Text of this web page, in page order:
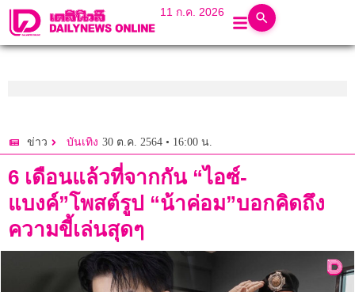
11 ก.ค. 2026
ข่าว บันเทิง 30 ต.ค. 2564 • 16:00 น.
6 เดือนแล้วที่จากกัน “ไอซ์-
แบงค์”โพสต์รูป “น้าค่อม”บอกคิดถึง
ความขี้เล่นสุดๆ